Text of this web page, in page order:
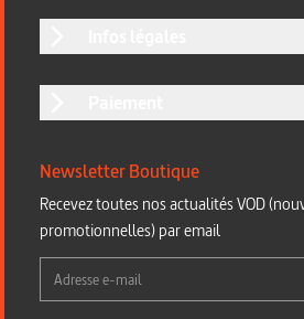
Newsletter Boutique
Recevez toutes nos actualités VOD
promotionnelles) par email